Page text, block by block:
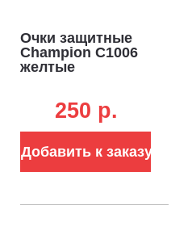
Очки защитные
Champion C1006
желтые
250 p.
Добавить к заказу